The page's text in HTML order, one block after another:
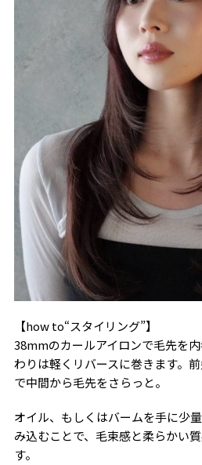
【how to“スタイリング”】
38mmのカールアイロンで毛先を
わりは軽くリバースに巻きます。
で中間から毛先をさらっと。
オイル、もしくはバームを手に少
み込むことで、毛束感と柔らかい
す。